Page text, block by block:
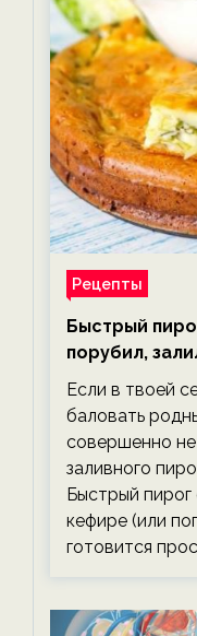
Рецепты
Быстрый
порубил,
тревожась о
Если в твоей
баловать
совершенно не
заливного
Быстрый
кефире (или
готовится